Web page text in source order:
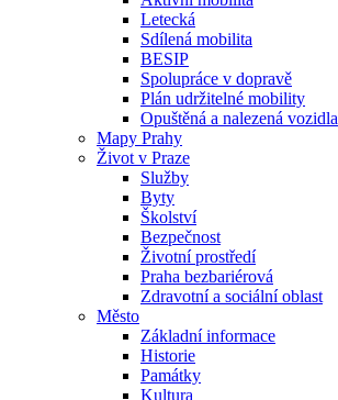
Letecká
Sdílená mobilita
BESIP
Spolupráce v dopravě
Plán udržitelné mobility
Opuštěná a nalezená vozidla
Mapy Prahy
Život v Praze
Služby
Byty
Školství
Bezpečnost
Životní prostředí
Praha bezbariérová
Zdravotní a sociální oblast
Město
Základní informace
Historie
Památky
Kultura